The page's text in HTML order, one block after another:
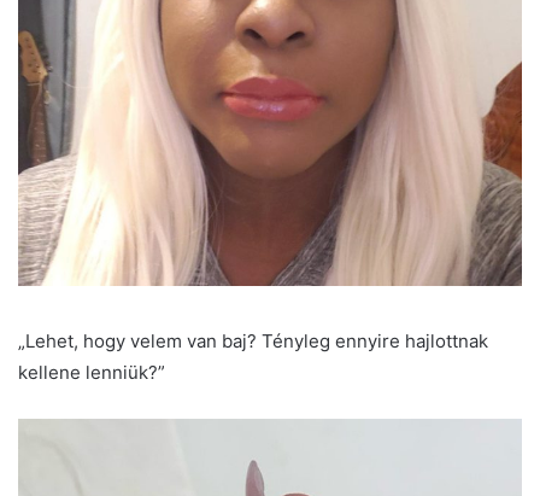
„Lehet, hogy velem van baj? Tényleg ennyire hajlottnak
kellene lenniük?”